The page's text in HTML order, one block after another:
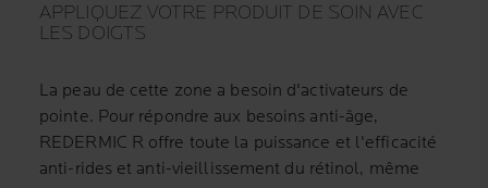
APPLIQUEZ VOTRE PRODUIT DE SOIN AVEC
LES DOIGTS
La peau de cette zone a besoin d'activateurs de
pointe. Pour répondre aux besoins anti-âge,
REDERMIC R offre toute la puissance et l'efficacité
anti-rides et anti-vieillissement du rétinol, même